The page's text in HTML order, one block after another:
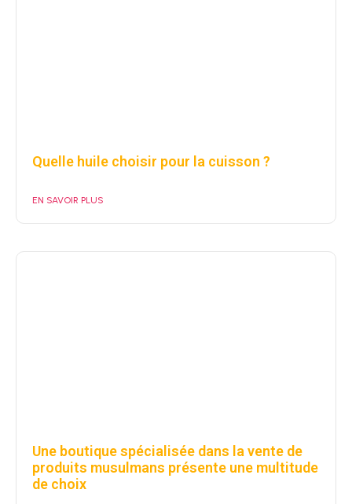
Quelle huile choisir pour la cuisson ?
EN SAVOIR PLUS
Une boutique spécialisée dans la vente de
produits musulmans présente une multitude
de choix